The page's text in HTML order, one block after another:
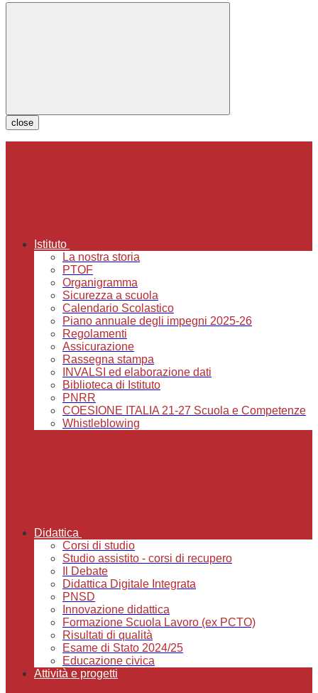
close
Istituto
La nostra storia
PTOF
Organigramma
Sicurezza a scuola
Calendario Scolastico
Piano annuale degli impegni 2025-26
Regolamenti
Assicurazione
Rassegna stampa
INVALSI ed elaborazione dati
Biblioteca di Istituto
PNRR
COESIONE ITALIA 21-27 Scuola e Competenze
Whistleblowing
Didattica
Corsi di studio
Studio assistito - corsi di recupero
Il Debate
Didattica Digitale Integrata
PNSD
Innovazione didattica
Formazione Scuola Lavoro (ex PCTO)
Risultati di qualità
Esame di Stato 2024/25
Educazione civica
Attività e progetti